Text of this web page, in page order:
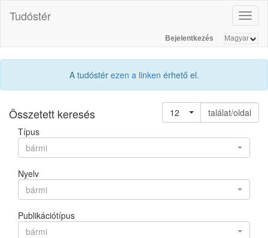
Tudóstér
Bejelentkezés
A tudóstér ezen a linken érhető el.
Összetett keresés 12
találat/oldal
Típus
bármi
Nyelv
bármi
Publikációtípus
bármi